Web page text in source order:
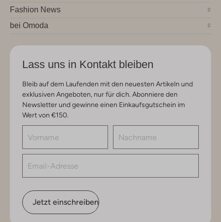
Fashion News
bei Omoda
Lass uns in Kontakt bleiben
Bleib auf dem Laufenden mit den neuesten Artikeln und
exklusiven Angeboten, nur für dich. Abonniere den
Newsletter und gewinne einen Einkaufsgutschein im
Wert von €150.
Jetzt einschreiben